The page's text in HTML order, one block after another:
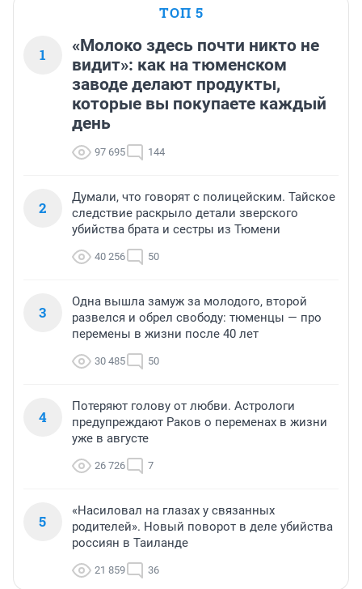
ТОП 5
1
«Молоко здесь почти никто не
видит»: как на тюменском
заводе делают продукты,
которые вы покупаете каждый
день
97 695 144
2
Думали, что говорят с полицейским. Тайское
следствие раскрыло детали зверского
убийства брата и сестры из Тюмени
40 256 50
3
Одна вышла замуж за молодого, второй
развелся и обрел свободу: тюменцы — про
перемены в жизни после 40 лет
30 485 50
4
Потеряют голову от любви. Астрологи
предупреждают Раков о переменах в жизни
уже в августе
26 726 7
5
«Насиловал на глазах у связанных
родителей». Новый поворот в деле убийства
россиян в Таиланде
21 859 36